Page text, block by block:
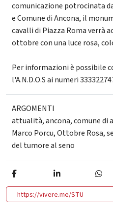
comunicazione potrocinata
e Comune di Ancona, il
cavalli di Piazza Roma verrà
ottobre con una luce rosa,
Per informazioni è possibile
l'A.N.D.O.S ai numeri
ARGOMENTI
attualità,ancona,comune di
Marco Porcu,Ottobre Rosa,
del tumore al seno
https://vivere.me/STU